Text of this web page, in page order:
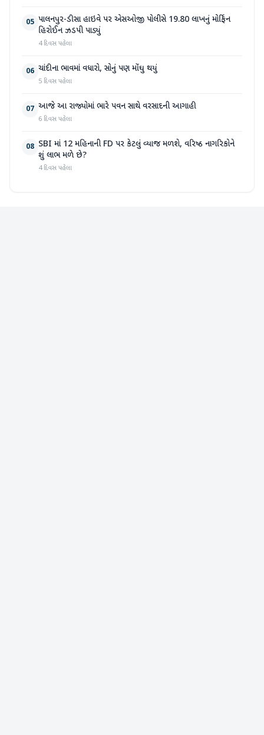
05 પાલનપુર-ડીસા હાઇવે પર એસઓજી પોલીસે 19.80 લાખનું મોર્ફિન
હિરોઈન ઝડપી પાડ્યું
4 દિવસ પહેલા
06 ચાંદીના ભાવમાં વધારો, સોનું પણ મોંઘુ થયું
5 દિવસ પહેલા
07 આજે આ રાજ્યોમાં ભારે પવન સાથે વરસાદની આગાહી
6 દિવસ પહેલા
08 SBI માં 12 મહિનાની FD પર કેટલું વ્યાજ મળશે, વરિષ્ઠ નાગરિકોને
શું લાભ મળે છે?
4 દિવસ પહેલા